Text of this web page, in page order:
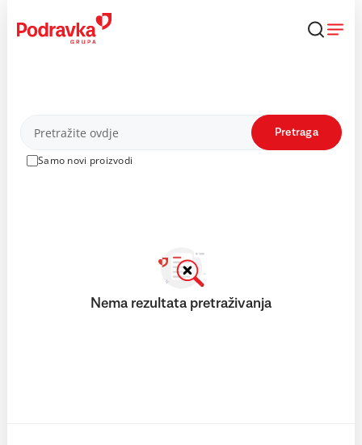
content
Proizvodi
Samo novi proizvodi
Pretraga
Nema rezultata pretraživanja